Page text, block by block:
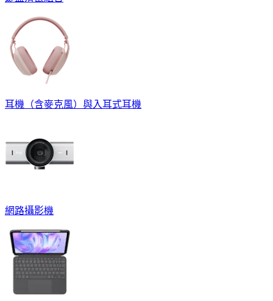
耳機（含麥克風）與入耳式耳機
網路攝影機